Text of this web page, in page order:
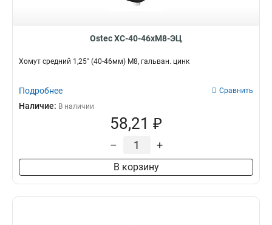
Ostec ХС-40-46хМ8-ЭЦ
Хомут средний 1,25" (40-46мм) М8, гальван. цинк
Подробнее Сравнить
Наличие: В наличии
58,21 ₽
– +
В корзину